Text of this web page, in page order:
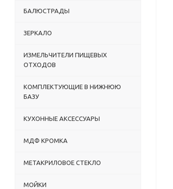
БАЛЮСТРАДЫ
ЗЕРКАЛО
ИЗМЕЛЬЧИТЕЛИ ПИЩЕВЫХ
ОТХОДОВ
КОМПЛЕКТУЮЩИЕ В НИЖНЮЮ
БАЗУ
КУХОННЫЕ АКСЕССУАРЫ
МДФ КРОМКА
МЕТАКРИЛОВОЕ СТЕКЛО
МОЙКИ